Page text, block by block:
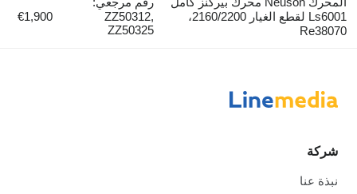
Ls6001 لقطع الغيار 2160/2200،
Re38070
ZZ50312,
ZZ50325
€1,900
شركة
نبذة عنا